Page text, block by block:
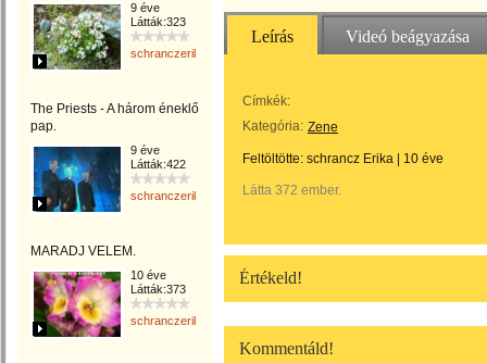
9 éve
Látták:323
schranczerika
The Priests - A három éneklő
pap.
9 éve
Látták:422
schranczerika
MARADJ VELEM.
10 éve
Látták:373
schranczerika
Leírás Videó beágyazása
Címkék:
Kategória: Zene
Feltöltötte: schrancz Erika 10 éve
Látta 372 ember.
Értékeld!
Kommentáld!